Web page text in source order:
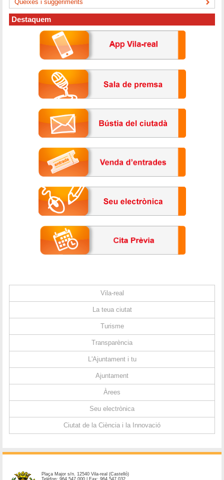
Queixes i suggeriments
Destaquem
Vila-real
La teua ciutat
Turisme
Transparència
L'Ajuntament i tu
Ajuntament
Àrees
Seu electrònica
Ciutat de la Ciència i la Innovació
Plaça Major s/n. 12540 Vila-real (Castelló)
Telèfon: 964 547 000 | Fax: 964 547 032